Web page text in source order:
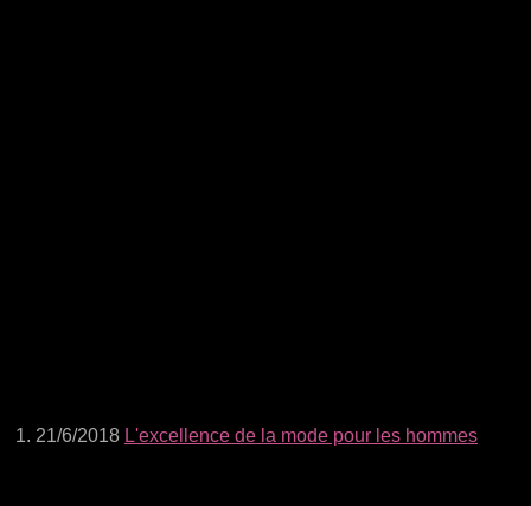
21/6/2018 L'excellence de la mode pour les hommes